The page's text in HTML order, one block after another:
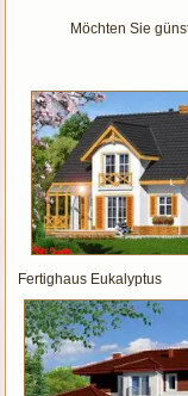
Möchten Sie
Fertighaus Eukalyptus